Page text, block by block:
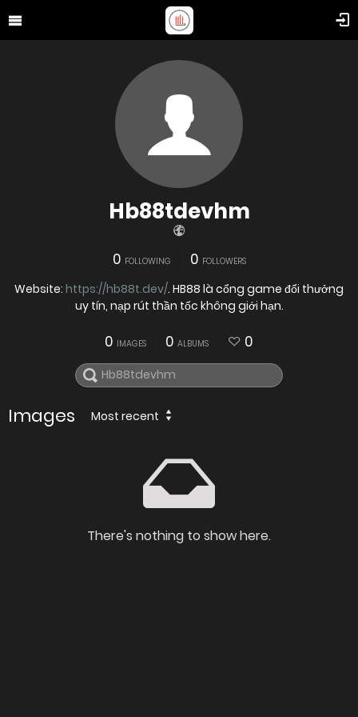
Hb88tdevhm
0 FOLLOWING 0 FOLLOWERS
Website: https://hb88t.dev/. HB88 là cổng game đổi thưởng
uy tín, nạp rút thần tốc không giới hạn.
0 IMAGES 0 ALBUMS 0
Images Most recent
There's nothing to show here.